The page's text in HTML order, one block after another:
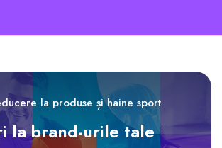
la produse și haine sport
la brand-urile tale